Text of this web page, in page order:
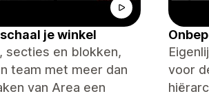
je winkel
secties en blokken,
team met meer dan
van Area een
voor